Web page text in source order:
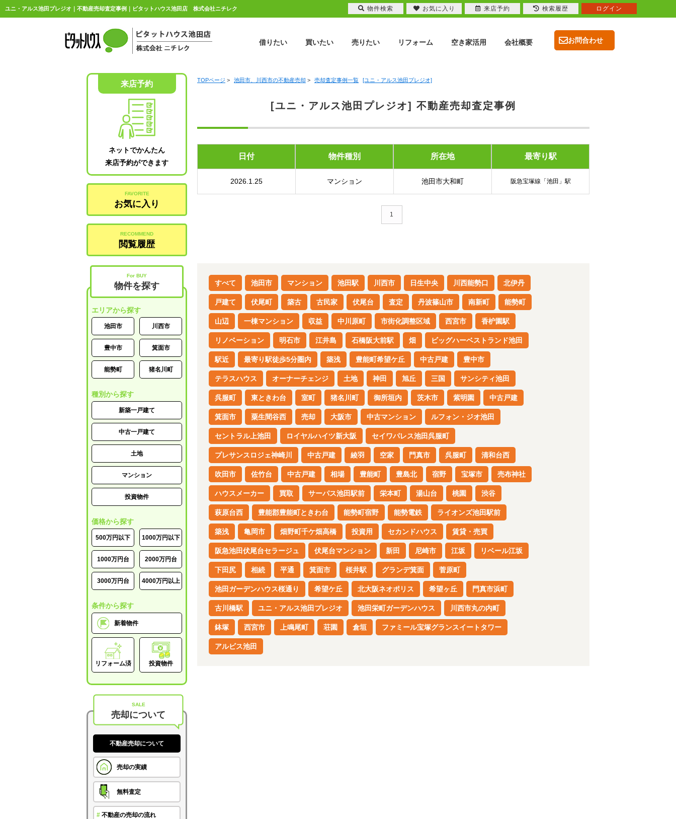
ユニ・アルス池田プレジオ｜不動産売却査定事例｜ピタットハウス池田店 株式会社ニチレク
お問合わせ
借りたい 買いたい 売りたい リフォーム 空き家活用 会社概要
TOPページ > 池田市、川西市の不動産売却 > 売却査定事例一覧 [ユニ・アルス池田プレジオ]
[ユニ・アルス池田プレジオ] 不動産売却査定事例
日付 物件種別 所在地 最寄り駅
2026.1.25 マンション 池田市大和町 阪急宝塚線「池田」駅
1
すべて 池田市 マンション 池田駅 川西市 日生中央 川西能勢口 北伊丹
戸建て 伏尾町 築古 古民家 伏尾台 査定 丹波篠山市 南新町 能勢町
山辺 一棟マンション 収益 中川原町 市街化調整区域 西宮市 香枦園駅
リノベーション 明石市 江井島 石橋阪大前駅 畑 ビッグハーベストランド池田
駅近 最寄り駅徒歩5分圏内 築浅 豊能町希望ケ丘 中古戸建 豊中市
テラスハウス オーナーチェンジ 土地 神田 旭丘 三国 サンシティ池田
呉服町 東ときわ台 室町 猪名川町 御所垣内 茨木市 紫明園 中古戸建
箕面市 粟生間谷西 売却 大阪市 中古マンション ルフォン・ジオ池田
セントラル上池田 ロイヤルハイツ新大阪 セイワパレス池田呉服町
プレサンスロジェ神崎川 中古戸建 綾羽 空家 門真市 呉服町 清和台西
吹田市 佐竹台 中古戸建 相場 豊能町 豊島北 宿野 宝塚市 売布神社
ハウスメーカー 買取 サーパス池田駅前 栄本町 湯山台 桃園 渋谷
萩原台西 豊能郡豊能町ときわ台 能勢町宿野 能勢電鉄 ライオンズ池田駅前
築浅 亀岡市 畑野町千ケ畑高橋 投資用 セカンドハウス 賃貸・売買
阪急池田伏尾台セラージュ 伏尾台マンション 新田 尼崎市 江坂 リベール江坂
下田尻 相続 平通 箕面市 桜井駅 グランデ箕面 菅原町
池田ガーデンハウス桜通り 希望ケ丘 北大阪ネオポリス 希望ヶ丘 門真市浜町
古川橋駅 ユニ・アルス池田プレジオ 池田栄町ガーデンハウス 川西市丸の内町
鉢塚 西宮市 上鳴尾町 荘園 倉垣 ファミール宝塚グランスイートタワー
アルビス池田
来店予約
ネットでかんたん
来店予約ができます
FAVORITE
お気に入り
RECOMMEND
閲覧履歴
For BUY
物件を探す
エリアから探す
池田市 川西市
豊中市 箕面市
能勢町 猪名川町
種別から探す
新築一戸建て
中古一戸建て
土地
マンション
投資物件
価格から探す
500万円以下 1000万円以下
1000万円台 2000万円台
3000万円台 4000万円以上
条件から探す
新着物件
リフォーム済 投資物件
SALE
売却について
不動産売却について
売却の実績
無料査定
# 不動産の売却の流れ
物件検索 お気に入り 来店予約 検索履歴 ログイン